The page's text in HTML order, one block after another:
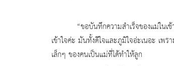
“ขอบันทึกความสำเร็จของแม่ในเช้
เข้าใจค่ะ มันทั้งดีใจและภูมิใจอ่ะเนอะ เพร
เล็กๆ ของคนเป็นแม่ที่ได้ทำให้ลูก